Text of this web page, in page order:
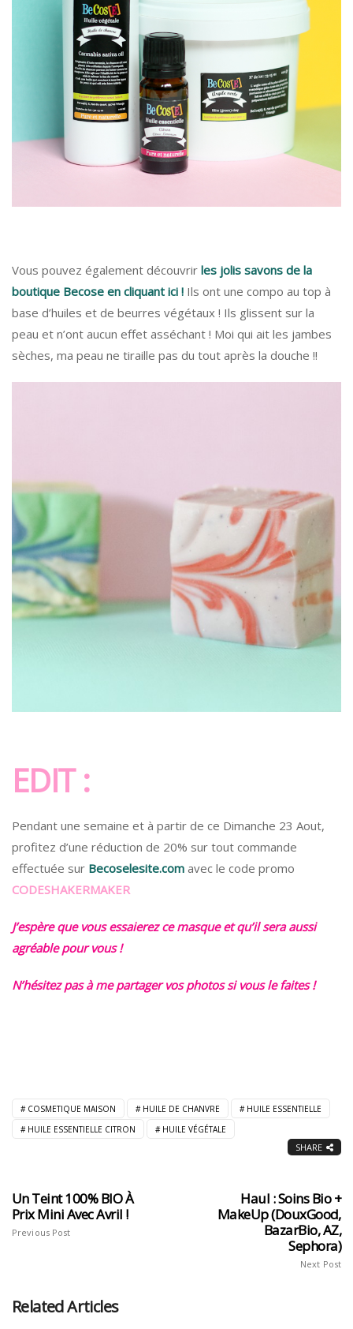
Vous pouvez également découvrir les jolis savons de la
boutique Becose en cliquant ici ! Ils ont une compo au top à
base d’huiles et de beurres végétaux ! Ils glissent sur la
peau et n’ont aucun effet asséchant ! Moi qui ait les jambes
sèches, ma peau ne tiraille pas du tout après la douche !!
EDIT :
Pendant une semaine et à partir de ce Dimanche 23 Aout,
profitez d’une réduction de 20% sur tout commande
effectuée sur Becoselesite.com avec le code promo
CODESHAKERMAKER
J’espère que vous essaierez ce masque et qu’il sera aussi
agréable pour vous !
N’hésitez pas à me partager vos photos si vous le faites !
COSMETIQUE MAISON HUILE DE CHANVRE
HUILE ESSENTIELLE
HUILE ESSENTIELLE CITRON
HUILE VÉGÉTALE
SHARE
Un Teint 100% BIO À
Prix Mini Avec Avril !
Previous Post
Haul : Soins Bio +
MakeUp (DouxGood,
BazarBio, AZ,
Sephora)
Next Post
Related Articles